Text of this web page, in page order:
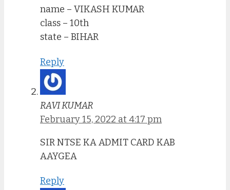
name – VIKASH KUMAR
class – 10th
state – BIHAR
Reply
RAVI KUMAR
February 15, 2022 at 4:17 pm
SIR NTSE KA ADMIT CARD KAB
AAYGEA
Reply